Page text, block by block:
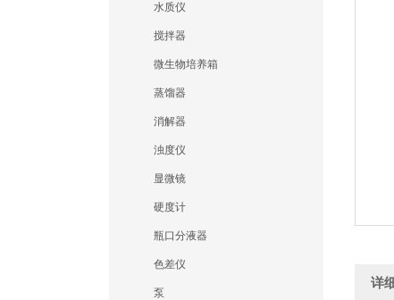
水质仪
搅拌器
微生物培养箱
蒸馏器
消解器
浊度仪
显微镜
硬度计
瓶口分液器
色差仪
泵
详